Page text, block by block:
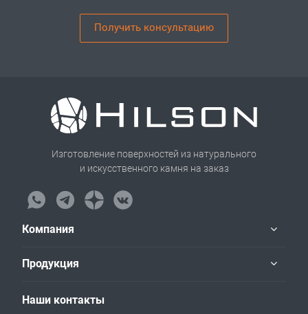
Получить консультацию
Изготовление поверхностей из натурального
и искусственного камня на заказ
Компания
Продукция
Наши контакты